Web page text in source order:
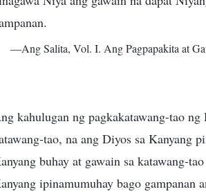
—Ang Salita, Vol. I. Ang Pagpapakita at
kahulugan ng pagkakatawang-tao
tao, na ang Diyos sa Kanyang
buhay at gawain sa katawang-
ipinamumuhay bago